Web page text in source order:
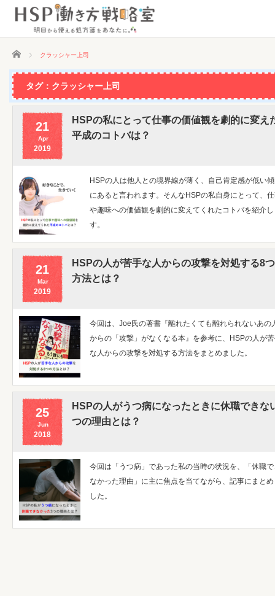
ホーム クラッシャー上司
タグ：クラッシャー上司
21
Apr
2019
HSPの私にとって仕事の価値観を劇的に変え
平成のコトバは？
HSPの人は他人との境界線が薄く、自己肯定感が低い
にあると言われます。そんなHSPの私自身にとって、
や趣味への価値観を劇的に変えてくれたコトバを紹介
す。
21
Mar
2019
HSPの人が苦手な人からの攻撃を対処する8
方法とは？
今回は、Joe氏の著書『離れたくても離れられないあの
からの「攻撃」がなくなる本』を参考に、HSPの人が
な人からの攻撃を対処する方法をまとめました。
25
Jun
2018
HSPの人がうつ病になったときに休職できな
つの理由とは？
今回は「うつ病」であった私の当時の状況を、「休職
なかった理由」に主に焦点を当てながら、記事にまと
した。